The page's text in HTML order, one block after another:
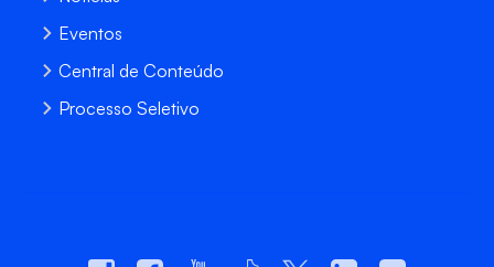
Eventos
Central de Conteúdo
Processo Seletivo